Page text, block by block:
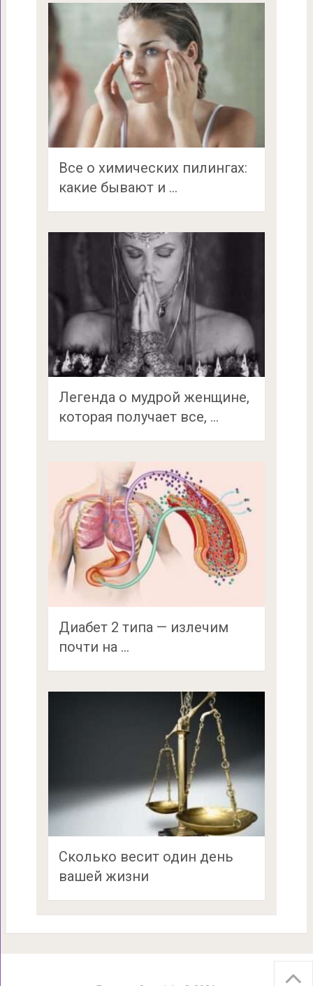
Все о химических пилингах:
какие бывают и …
Легенда о мудрой женщине,
которая получает все, …
Диабет 2 типа — излечим
почти на …
Сколько весит один день
вашей жизни